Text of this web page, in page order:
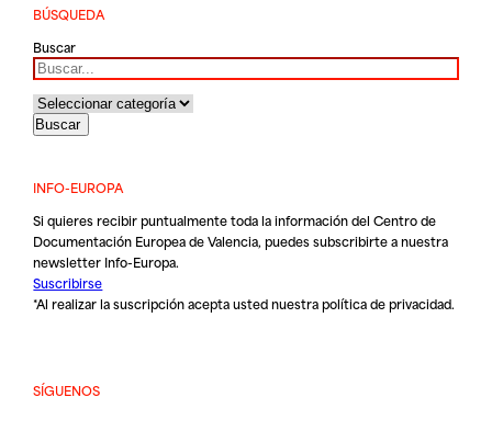
BÚSQUEDA
Buscar
INFO-EUROPA
Si quieres recibir puntualmente toda la información del Centro de
Documentación Europea de Valencia, puedes subscribirte a nuestra
newsletter Info-Europa.
Suscribirse
*Al realizar la suscripción acepta usted nuestrapolítica de privacidad.
SÍGUENOS